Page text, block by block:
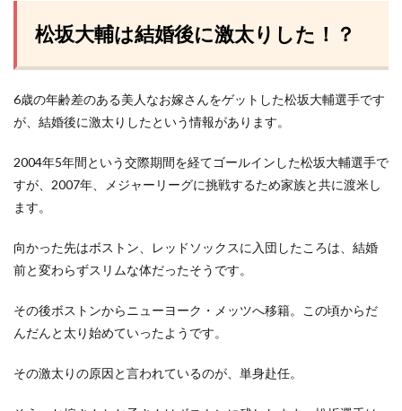
松坂大輔は結婚後に激太りした！？
6歳の年齢差のある美人なお嫁さんをゲットした松坂大輔選手です
が、結婚後に激太りしたという情報があります。
2004年5年間という交際期間を経てゴールインした松坂大輔選手で
すが、2007年、メジャーリーグに挑戦するため家族と共に渡米し
ます。
向かった先はボストン、レッドソックスに入団したころは、結婚
前と変わらずスリムな体だったそうです。
その後ボストンからニューヨーク・メッツへ移籍。この頃からだ
んだんと太り始めていったようです。
その激太りの原因と言われているのが、単身赴任。